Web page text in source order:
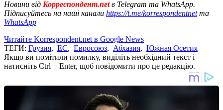
Новини від Корреспондент.netв Telegram та WhatsApp.
Підписуйтесь на наші канали https://t.me/korrespondentnetта
WhatsApp
Читайте Korrespondent.net в Google News
ТЕГИ: Грузия, ЕС, Евросоюз, Абхазия, Южная Осетия
Якщо ви помітили помилку, виділіть необхідний текст і
натисніть Ctrl + Enter, щоб повідомити про це редакцію.